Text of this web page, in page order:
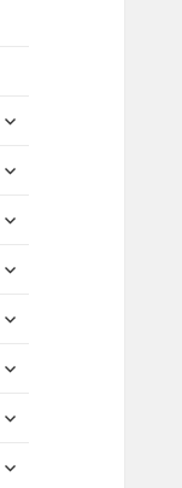
ouvrir
sous-
ouvrir
sous-
ouvrir
sous-
ouvrir
sous-
ouvrir
sous-
ouvrir
sous-
ouvrir
sous-
ouvrir